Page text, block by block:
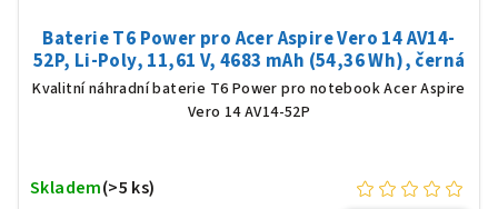
Baterie T6 Power pro Acer Aspire Vero 14 AV14-
52P, Li-Poly, 11,61 V, 4683 mAh (54,36 Wh), černá
Kvalitní náhradní baterie T6 Power pro notebook Acer Aspire
Vero 14 AV14-52P
Skladem(>5 ks)